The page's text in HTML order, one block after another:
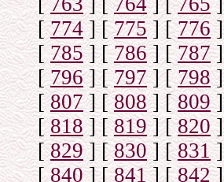
[774] [775] [776]
[ 785] [786] [787]
[796] [797] [798]
[807] [808] [809]
[818] [819] [820]
[829] [830] [831]
[840] [841] [842]